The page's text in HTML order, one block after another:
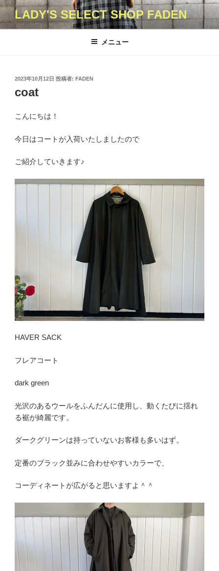
コ
ン
テ
LADY'S SELECT SHOP FADEN
メニュー
投
日:
2023年10月12日 投稿者: FADEN
coat
こんにちは！
今日はコートが入荷いたしましたので
ご紹介していきます♪
HAVER SACK
フレアコート
dark green
光沢のあるウールをふんだんに使用し、動くたびに揺れ
る裾が綺麗です。
ダークグリーンは持っていないお客様も多いはず。
定番のブラック並みに合わせやすいカラーで、
コーディネートが広がると思いますよ＾＾